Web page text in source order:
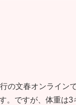
の文春オンライン
。ですが、体重は3